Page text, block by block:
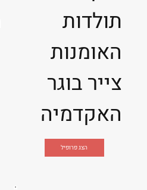
תולדות
האומנות
צייר בוגר
האקדמיה
הצג פרופיל